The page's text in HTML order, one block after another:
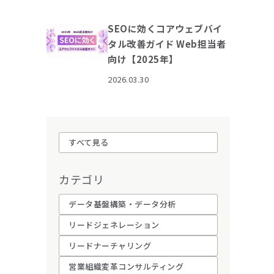
SEOに効くコアウェブバイ
タル改善ガイド Web担当者
向け【2025年】
2026.03.30
すべて見る
カテゴリ
データ基盤構築・データ分析
リードジェネレーション
リードナーチャリング
営業組織変革コンサルティング